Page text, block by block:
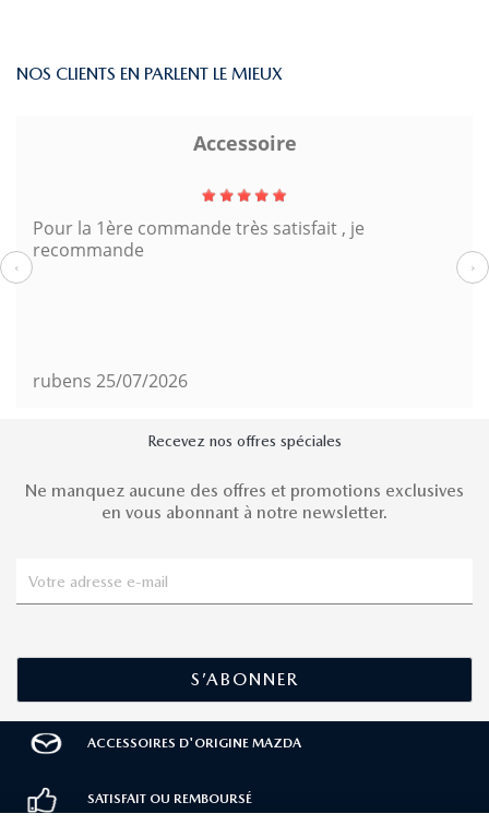
NOS CLIENTS EN PARLENT LE MIEUX
Accessoire
Pour la 1ère commande très satisfait , je
recommande
rubens 25/07/2026
‹ ›
Recevez nos offres spéciales
Ne manquez aucune des offres et promotions exclusives
en vous abonnant à notre newsletter.
ACCESSOIRES D'ORIGINE MAZDA
SATISFAIT OU REMBOURSÉ